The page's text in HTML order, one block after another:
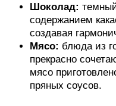
Шоколад:
содержанием
создавая
Мясо: блюда из
прекрасно
мясо
пряных соусов.